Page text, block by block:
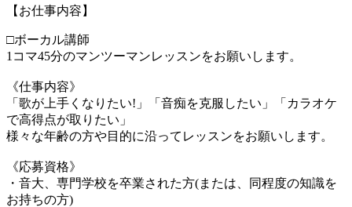
【お仕事内容】
□ボーカル講師
1コマ45分のマンツーマンレッスンをお願いします。
《仕事内容》
「歌が上手くなりたい!」「音痴を克服したい」「カラオケ
で高得点が取りたい」
様々な年齢の方や目的に沿ってレッスンをお願いします。
《応募資格》
・音大、専門学校を卒業された方(または、同程度の知識を
お持ちの方)